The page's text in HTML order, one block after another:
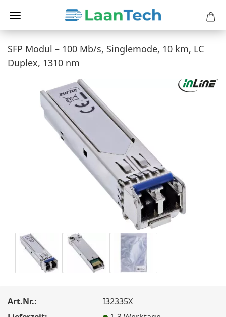
SFP Modul – 100 Mb/s, Singlemode, 10 km, LC
Duplex, 1310 nm
Art.Nr.:
I32335X